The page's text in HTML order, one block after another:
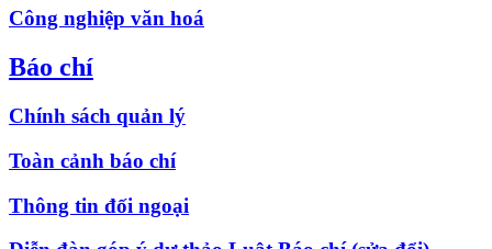
Công nghiệp văn hoá
Báo chí
Chính sách quản lý
Toàn cảnh báo chí
Thông tin đối ngoại